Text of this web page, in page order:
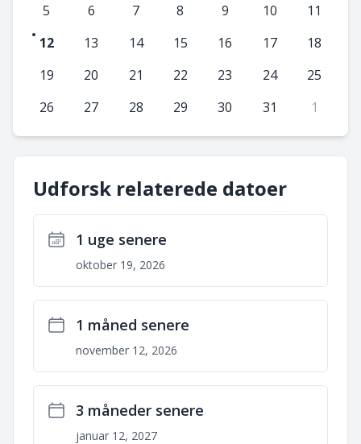
5 6 7 8 9 10
11
12
13 14 15 16 17
18
19
20 21 22 23 24
25
26
27 28 29 30 31 1
Udforsk relaterede datoer
1 uge senere
oktober 19, 2026
1 måned senere
november 12, 2026
3 måneder senere
januar 12, 2027